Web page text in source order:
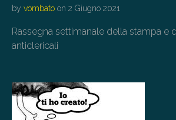
by vombato on 2 Giugno 2021
Rassegna settimanale della stampa e
anticlericali